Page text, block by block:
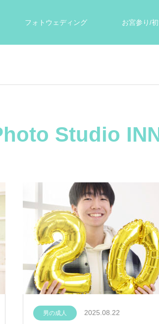
フォトウェディング お宮参り/
Studio
男の成人 2025.08.22